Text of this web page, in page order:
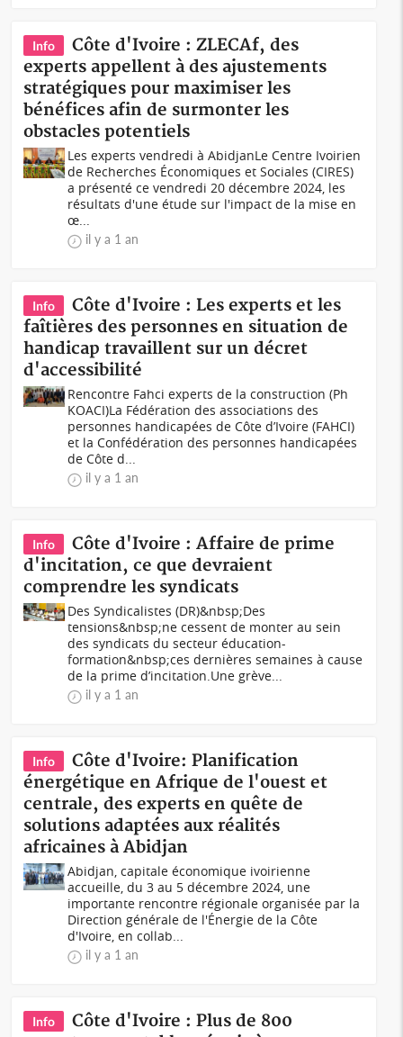
Info
Côte d'Ivoire : ZLECAf, des
experts appellent à des ajustements
stratégiques pour maximiser les
bénéfices afin de surmonter les
obstacles potentiels
Les experts vendredi à AbidjanLe Centre Ivoirien
de Recherches Économiques et Sociales (CIRES)
a présenté ce vendredi 20 décembre 2024, les
résultats d'une étude sur l'impact de la mise en
œ...
il y a 1 an
Info
Côte d'Ivoire : Les experts et les
faîtières des personnes en situation de
handicap travaillent sur un décret
d'accessibilité
Rencontre Fahci experts de la construction (Ph
KOACI)La Fédération des associations des
personnes handicapées de Côte d’Ivoire (FAHCI)
et la Confédération des personnes handicapées
de Côte d...
il y a 1 an
Info
Côte d'Ivoire : Affaire de prime
d'incitation, ce que devraient
comprendre les syndicats
Des Syndicalistes (DR)&nbsp;Des
tensions&nbsp;ne cessent de monter au sein
des syndicats du secteur éducation-
formation&nbsp;ces dernières semaines à cause
de la prime d’incitation.Une grève...
il y a 1 an
Info
Côte d'Ivoire: Planification
énergétique en Afrique de l'ouest et
centrale, des experts en quête de
solutions adaptées aux réalités
africaines à Abidjan
Abidjan, capitale économique ivoirienne
accueille, du 3 au 5 décembre 2024, une
importante rencontre régionale organisée par la
Direction générale de l'Énergie de la Côte
d'Ivoire, en collab...
il y a 1 an
Info
Côte d'Ivoire : Plus de 800